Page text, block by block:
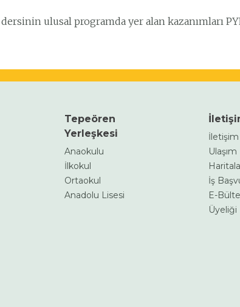
ulusal programda yer alan kazanımları
Tepeören
Yerleşkesi
Anaokulu
İlkokul
Ortaokul
Anadolu Lisesi
Ulaşım
İş
E-
Üyeliği